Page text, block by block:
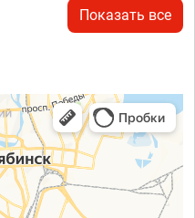
Показать все